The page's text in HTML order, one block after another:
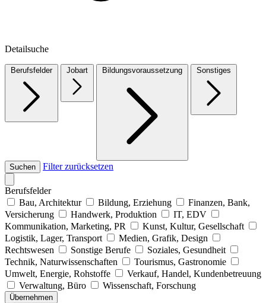
Detailsuche
Berufsfelder Jobart Bildungsvoraussetzung Sonstiges
Suchen Filter zurücksetzen
Berufsfelder
Bau, Architektur
Bildung, Erziehung
Finanzen, Bank,
Versicherung
Handwerk, Produktion
IT, EDV
Kommunikation, Marketing, PR
Kunst, Kultur, Gesellschaft
Logistik, Lager, Transport
Medien, Grafik, Design
Rechtswesen
Sonstige Berufe
Soziales, Gesundheit
Technik, Naturwissenschaften
Tourismus, Gastronomie
Umwelt, Energie, Rohstoffe
Verkauf, Handel, Kundenbetreuung
Verwaltung, Büro
Wissenschaft, Forschung
Übernehmen